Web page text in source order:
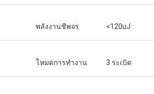
พลังงานชีพจร <120uJ
โหมดการทำงาน 3 ระเบิด